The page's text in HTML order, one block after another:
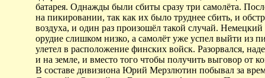
батарея. Однажды были сбиты сразу три самолёта.
на пикировании, так как их было труднее сбить, и
воздуха, и один раз произошёл такой случай.
орудие слишком низко, а самолёт уже успел выйти из
улетел в расположение финских войск. Разорвался,
и на земле, и вместо того чтобы получить выговор от
В составе дивизиона Юрий Мерзлютин побывал за